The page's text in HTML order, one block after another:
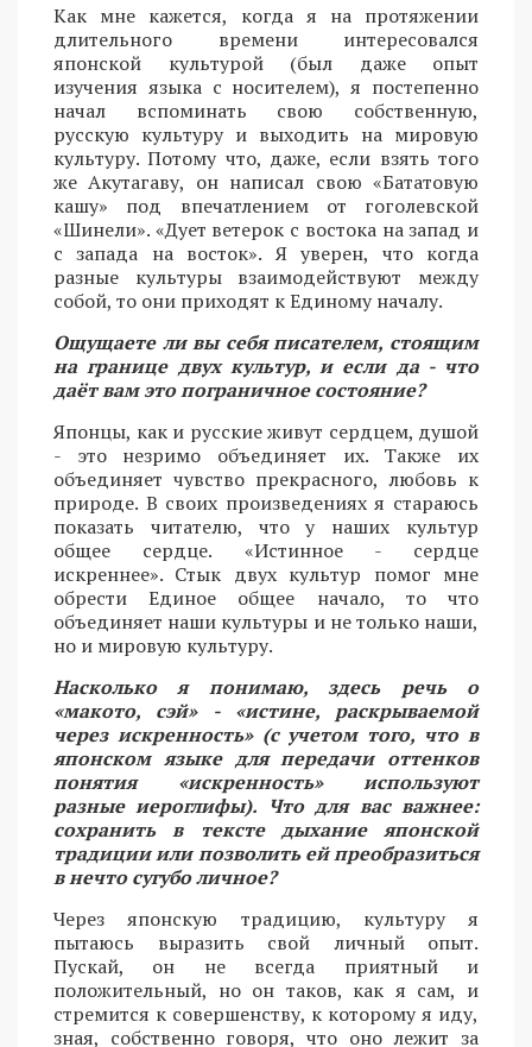
Как мне кажется, когда я на протяжении
длительного времени интересовался
японской культурой (был даже опыт
изучения языка с носителем), я постепенно
начал вспоминать свою собственную,
русскую культуру и выходить на мировую
культуру. Потому что, даже, если взять того
же Акутагаву, он написал свою «Бататовую
кашу» под впечатлением от гоголевской
«Шинели». «Дует ветерок с востока на запад и
с запада на восток». Я уверен, что когда
разные культуры взаимодействуют между
собой, то они приходят к Единому началу.
Ощущаете ли вы себя писателем, стоящим
на границе двух культур, и если да - что
даёт вам это пограничное состояние?
Японцы, как и русские живут сердцем, душой
- это незримо объединяет их. Также их
объединяет чувство прекрасного, любовь к
природе. В своих произведениях я стараюсь
показать читателю, что у наших культур
общее сердце. «Истинное - сердце
искреннее». Стык двух культур помог мне
обрести Единое общее начало, то что
объединяет наши культуры и не только наши,
но и мировую культуру.
Насколько я понимаю, здесь речь о
«макото, сэй» - «истине, раскрываемой
через искренность» (с учетом того, что в
японском языке для передачи оттенков
понятия «искренность» используют
разные иероглифы). Что для вас важнее:
сохранить в тексте дыхание японской
традиции или позволить ей преобразиться
в нечто сугубо личное?
Через японскую традицию, культуру я
пытаюсь выразить свой личный опыт.
Пускай, он не всегда приятный и
положительный, но он таков, как я сам, и
стремится к совершенству, к которому я иду,
зная, собственно говоря, что оно лежит за